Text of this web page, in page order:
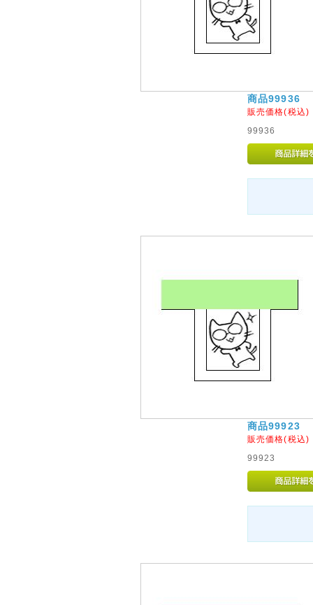
商品99936
販売価格(税込
99936
商品99923
販売価格(税込
99923